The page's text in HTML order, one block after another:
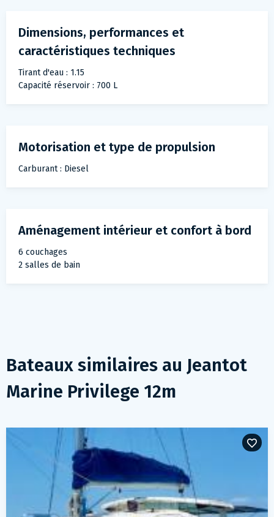
Dimensions, performances et
caractéristiques techniques
Tirant d'eau : 1.15
Capacité réservoir : 700 L
Motorisation et type de propulsion
Carburant : Diesel
Aménagement intérieur et confort à bord
6 couchages
2 salles de bain
Bateaux similaires au Jeantot
Marine Privilege 12m